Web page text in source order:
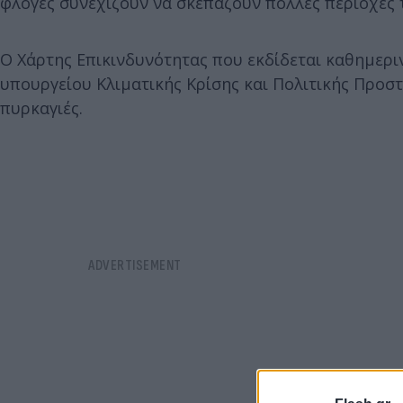
Ο Χάρτης Επικινδυνότητας που εκδίδεται
υπουργείου Κλιματικής Κρίσης και Πολιτικής
πυρκαγιές.